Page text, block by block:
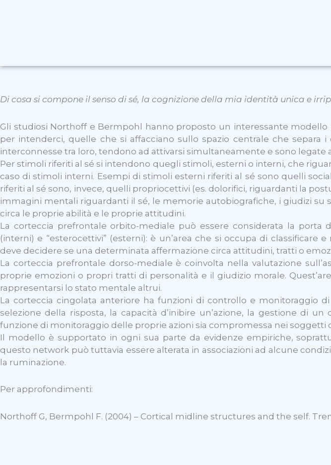
Di cosa si compone il senso di sé, la cognizione della mia identità unica e
Gli studiosi Northoff e Bermpohl hanno proposto un interessante
per intenderci, quelle che si affacciano sullo spazio centrale che
interconnesse tra loro, tendono ad attivarsi simultaneamente e sono legate
Per stimoli riferiti al sé si intendono quegli stimoli, esterni o interni, che
caso di stimoli interni. Esempi di stimoli esterni riferiti al sé sono quelli
riferiti al sé sono, invece, quelli propriocettivi (es. dolorifici, riguardanti la
immagini mentali riguardanti il sé, le memorie autobiografiche, i giudizi
circa le proprie abilità e le proprie attitudini.
La corteccia prefrontale orbito-mediale può essere considerata la
(interni) e “esterocettivi” (esterni): è un’area che si occupa di
deve decidere se una determinata affermazione circa attitudini, tratti o
La corteccia prefrontale dorso-mediale è coinvolta nella valutazione
proprie emozioni o propri tratti di personalità e il giudizio morale.
rappresentarsi lo stato mentale altrui.
La corteccia cingolata anteriore ha funzioni di controllo e monitoraggio
selezione della risposta, la capacità d’inibire un’azione, la gestione di
funzione di monitoraggio delle proprie azioni sia compromessa nei soggetti
Il modello è supportato in ogni sua parte da evidenze empiriche,
questo network può tuttavia essere alterata in associazioni ad alcune
la ruminazione.
Per approfondimenti:
Northoff G, Bermpohl F. (2004) – Cortical midline structures and the self.